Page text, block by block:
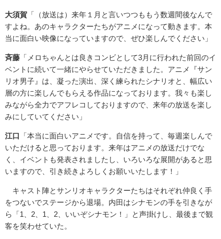
大須賀 「（放送は）来年１月と言いつつももう数週間後なんで
すよ ね。あのキャラクターたちがアニメになって動きます。本
当に面白い映像になっていますので、ぜひ楽しんでください」
斉藤 「メロちゃんとは良きコンビとして3月に行われた前回のイ
ベントに続いて一緒にやらせていただきました。アニメ『サン
リオ男子』は、凝った演出、深く練られたシナリオと、幅広い
層の方に楽しんでもらえる作品になっております。我々も楽し
みながら全力でアフレコしておりますので、来年の放送を楽し
みにしていてください」
江口
「本当に面白いアニメです。自信を持って、毎週楽しんで
いただけると思っております。来年はアニメの放送だけでな
く、 イベントも発表されましたし、いろいろな展開があると思
いますので、引き続きよろしくお願いいたします！」
キャスト陣とサンリオキャラクターたちはそれぞれ仲良く手
をつないでステージから退場。内田はシナモンの手を引きなが
ら「1、2 、1、2、いいぞシナモン！」と声掛けし、最後まで観
客を笑わせていた。